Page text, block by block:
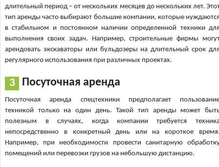
длительный период – от нескольких месяцев до нескольких лет.
тип аренды часто выбирают большие компании, которые
в стабильном и постоянном наличии определенной техники
выполнения своих задач. Например, строительные фирмы
арендовать экскаваторы или бульдозеры на длительный срок
регулярного использования при различных проектах.
Посуточная аренда
Посуточная аренда спецтехники предполагает
техникой только на один день. Такой тип аренды может
полезным в случаях, когда компании требуется
непосредственно в конкретный день или на короткое
Например, при необходимости провести санитарную
помещений или перевозки грузов на небольшую дистанцию.